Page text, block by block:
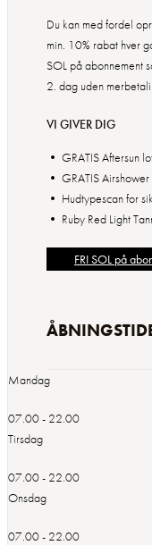
Du kan med fordel
min. 10% rabat hver
SOL på abonnement
2. dag uden
VI GIVER DIG
• GRATIS Aftersun
• GRATIS Airshower
• Hudtypescan for
FRI SOL på
Mandag
07.00 - 22.00
Tirsdag
07.00 - 22.00
Onsdag
07.00 - 22.00